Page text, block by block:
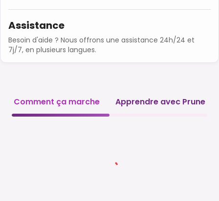
Assistance
Besoin d'aide ? Nous offrons une assistance 24h/24 et
7j/7, en plusieurs langues.
Comment ça marche Apprendre avec Prune